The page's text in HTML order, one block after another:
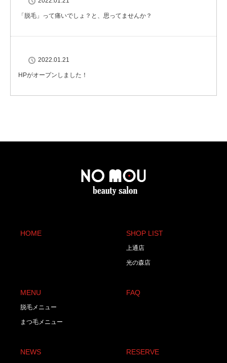
「脱毛」って痛いでしょ？と、思ってませんか？
2022.01.21
HPがオープンしました！
HOME SHOP LIST
上通店
光の森店
MENU
脱毛メニュー
まつ毛メニュー
FAQ
NEWS RESERVE